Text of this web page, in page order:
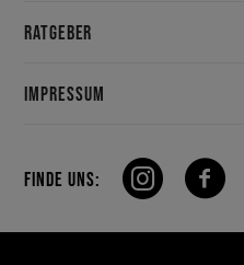
RATGEBER
IMPRESSUM
FINDE UNS: